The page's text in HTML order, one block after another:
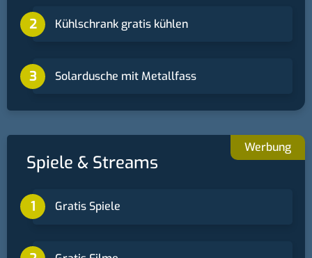
Kühlschrank gratis kühlen
Solardusche mit Metallfass
Spiele & Streams
Gratis Spiele